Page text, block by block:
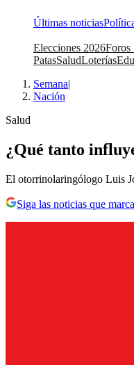
Últimas noticias
Elecciones 2026Foros
PatasSaludLoterías
Semana|
Nación
Salud
¿Qué tanto
El otorrinolaringólogo Luis
Siga las noticias que